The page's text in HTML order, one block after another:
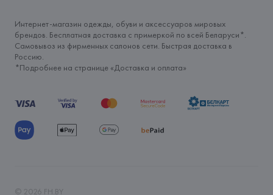
Интернет-магазин одежды, обуви и аксессуаров мировых
брендов. Бесплатная доставка с примеркой по всей Беларуси*.
Самовывоз из фирменных салонов сети. Быстрая доставка в
Россию.
*Подробнее на странице «Доставка и оплата»
© 2026 FH.BY